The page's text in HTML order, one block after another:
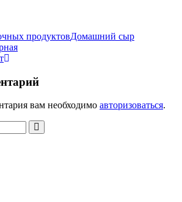
продуктовTags
Домашний сыр
вам необходимо авторизоваться.